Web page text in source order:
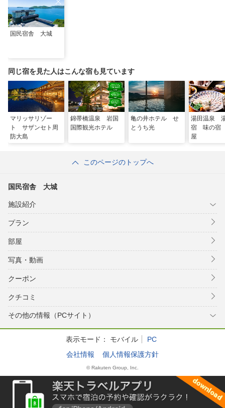
国民宿舎 大城
同じ宿を見た人はこんな宿も見ています
マリッサリゾー
ト サザンセト周
防大島
錦帯橋温泉 岩国
国際観光ホテル
亀の井ホテル せ
とうち光
湯田温泉
宿 味の宿
屋
このページのトップへ
国民宿舎 大城
施設紹介
プラン
部屋
写真・動画
クーポン
クチコミ
その他の情報（PCサイト）
表示モード： モバイル
PC
会社情報
個人情報保護方針
© Rakuten Group, Inc.